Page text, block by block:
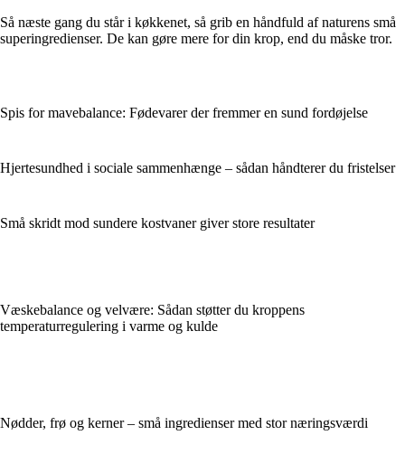
Så næste gang du står i køkkenet, så grib en håndfuld af naturens små
superingredienser. De kan gøre mere for din krop, end du måske tror.
Spis for mavebalance: Fødevarer der fremmer en sund fordøjelse
Hjertesundhed i sociale sammenhænge – sådan håndterer du fristelser
Små skridt mod sundere kostvaner giver store resultater
Væskebalance og velvære: Sådan støtter du kroppens
temperaturregulering i varme og kulde
Nødder, frø og kerner – små ingredienser med stor næringsværdi